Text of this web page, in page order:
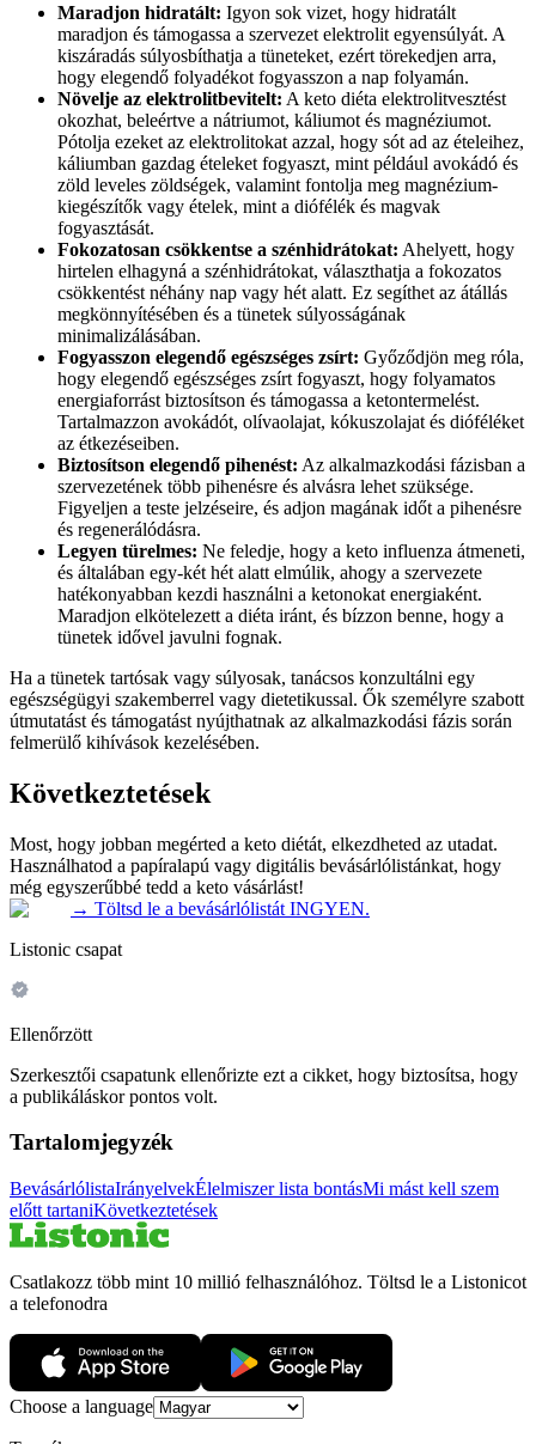
Maradjon hidratált: Igyon sok vizet, hogy hidratált
maradjon és támogassa a szervezet elektrolit egyensúlyát. A
kiszáradás súlyosbíthatja a tüneteket, ezért törekedjen arra,
hogy elegendő folyadékot fogyasszon a nap folyamán.
Növelje az elektrolitbevitelt: A keto diéta elektrolitvesztést
okozhat, beleértve a nátriumot, káliumot és magnéziumot.
Pótolja ezeket az elektrolitokat azzal, hogy sót ad az ételeihez,
káliumban gazdag ételeket fogyaszt, mint például avokádó és
zöld leveles zöldségek, valamint fontolja meg magnézium-
kiegészítők vagy ételek, mint a diófélék és magvak
fogyasztását.
Fokozatosan csökkentse a szénhidrátokat: Ahelyett, hogy
hirtelen elhagyná a szénhidrátokat, választhatja a fokozatos
csökkentést néhány nap vagy hét alatt. Ez segíthet az átállás
megkönnyítésében és a tünetek súlyosságának
minimalizálásában.
Fogyasszon elegendő egészséges zsírt: Győződjön meg róla,
hogy elegendő egészséges zsírt fogyaszt, hogy folyamatos
energiaforrást biztosítson és támogassa a ketontermelést.
Tartalmazzon avokádót, olívaolajat, kókuszolajat és dióféléket
az étkezéseiben.
Biztosítson elegendő pihenést: Az alkalmazkodási fázisban a
szervezetének több pihenésre és alvásra lehet szüksége.
Figyeljen a teste jelzéseire, és adjon magának időt a pihenésre
és regenerálódásra.
Legyen türelmes: Ne feledje, hogy a keto influenza átmeneti,
és általában egy-két hét alatt elmúlik, ahogy a szervezete
hatékonyabban kezdi használni a ketonokat energiaként.
Maradjon elkötelezett a diéta iránt, és bízzon benne, hogy a
tünetek idővel javulni fognak.
Ha a tünetek tartósak vagy súlyosak, tanácsos konzultálni egy
egészségügyi szakemberrel vagy dietetikussal. Ők személyre szabott
útmutatást és támogatást nyújthatnak az alkalmazkodási fázis során
felmerülő kihívások kezelésében.
Következtetések
Most, hogy jobban megérted a keto diétát, elkezdheted az utadat.
Használhatod a papíralapú vagy digitális bevásárlólistánkat, hogy
még egyszerűbbé tedd a keto vásárlást!
→ Töltsd le a bevásárlólistát INGYEN.
Listonic csapat
Ellenőrzött
Szerkesztői csapatunk ellenőrizte ezt a cikket, hogy biztosítsa, hogy
a publikáláskor pontos volt.
Tartalomjegyzék
BevásárlólistaIrányelvekÉlelmiszer lista bontásMi mást kell szem
előtt tartaniKövetkeztetések
Csatlakozz több mint 10 millió felhasználóhoz. Töltsd le a Listonicot
a telefonodra
Choose a language